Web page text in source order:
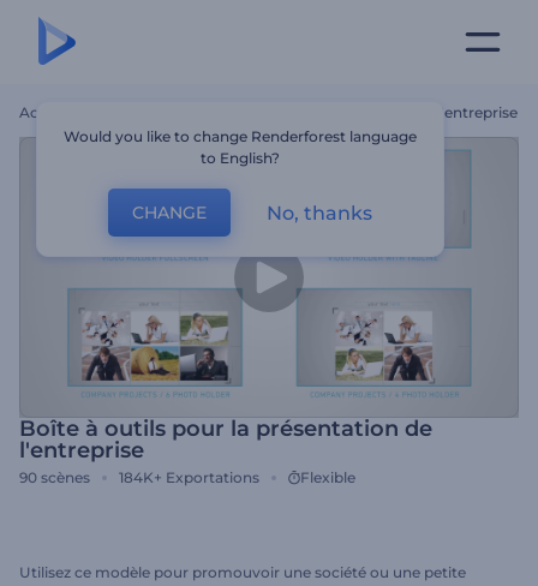
Accueil Boîte À Outils Pour La Présentation De L'entreprise
Boîte à outils pour la présentation de
l'entreprise
90 scènes 184K+ Exportations Flexible
Utilisez ce modèle pour promouvoir une société ou une petite
Would you like to change Renderforest language
to English?
CHANGE No, thanks